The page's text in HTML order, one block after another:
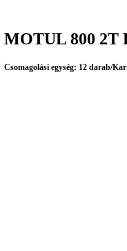
MOTUL 800 2T
Csomagolási egység: 12 darab/